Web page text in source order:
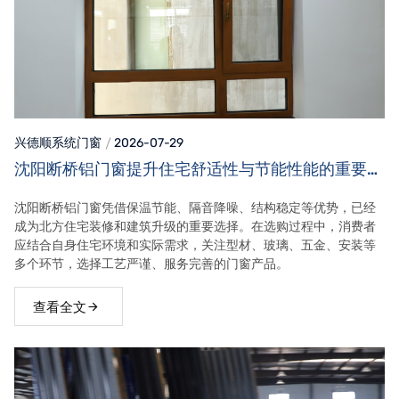
兴德顺系统门窗 2026-07-29
沈阳断桥铝门窗提升住宅舒适性与节能性能的重要选
沈阳断桥铝门窗凭借保温节能、隔音降噪、结构稳定等优势，已经
成为北方住宅装修和建筑升级的重要选择。在选购过程中，消费者
应结合自身住宅环境和实际需求，关注型材、玻璃、五金、安装等
多个环节，选择工艺严谨、服务完善的门窗产品。
查看全文